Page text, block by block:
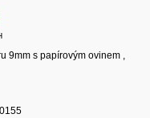
9mm s papírovým ovinem ,